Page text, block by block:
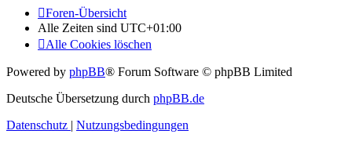
Foren-Übersicht
Alle Zeiten sind UTC+01:00
Alle Cookies löschen
Powered by phpBB® Forum Software © phpBB Limited
Deutsche Übersetzung durch phpBB.de
Datenschutz | Nutzungsbedingungen